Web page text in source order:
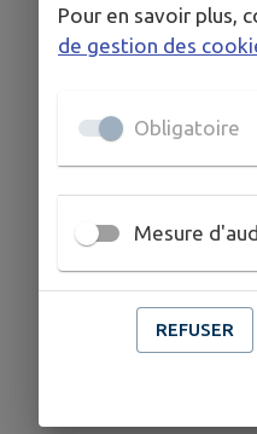
Pour en savoir plus,
de gestion des
Obligatoire
Mesure
REFUSER